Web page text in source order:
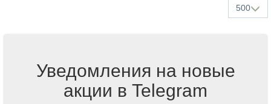
500
Уведомления на новые
акции в Telegram